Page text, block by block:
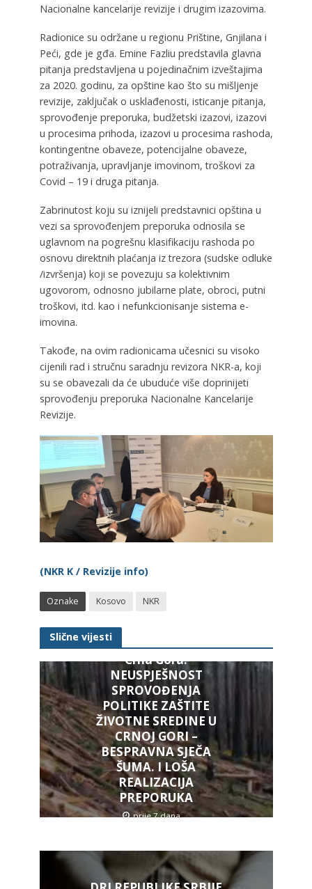
Nacionalne kancelarije revizije i drugim izazovima.
Radionice su održane u regionu Prištine, Gnjilana i
Peći, gde je gđa. Emine Fazliu predstavila glavna
pitanja predstavljena u pojedinačnim izveštajima
za 2020. godinu, za opštine kao što su mišljenje
revizije, zaključak o usklađenosti, isticanje pitanja,
sprovođenje preporuka, budžetski izazovi, izazovi
u procesima prihoda, izazovi u procesima rashoda,
kontingentne obaveze, potencijalne obaveze,
potraživanja, upravljanje imovinom, troškovi za
Covid – 19 i druga pitanja.
Zabrinutost koju su iznijeli predstavnici opština u
vezi sa sprovođenjem preporuka odnosila se
uglavnom na pogrešnu klasifikaciju rashoda po
osnovu direktnih plaćanja iz trezora (sudske odluke
/izvršenja) koji se povezuju sa kolektivnim
ugovorom, odnosno jubilarne plate, obroci, putni
troškovi, itd. kao i nefunkcionisanje sistema e-
imovina.
Takođe, na ovim radionicama učesnici su visoko
cijenili rad i stručnu saradnju revizora NKR-a, koji
su se obavezali da će ubuduće više doprinijeti
sprovođenju preporuka Nacionalne Kancelarije
Revizije.
(NKR K / Revizije info)
Oznake Kosovo NKR
Slične vijesti
Crna Gora:
NEUSPJEŠNOST
SPROVOĐENJA
POLITIKE ZAŠTITE
ŽIVOTNE SREDINE U
CRNOJ GORI –
BESPRAVNA SJEČA
ŠUMA. I LOŠA
REALIZACIJA
PREPORUKA
prije 7 dana